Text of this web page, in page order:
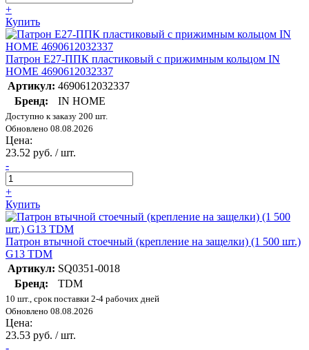
+
Купить
Патрон E27-ППК пластиковый с прижимным кольцом IN
HOME 4690612032337
Артикул: 4690612032337
Бренд:
IN HOME
Доступно к заказу 200 шт.
Обновлено 08.08.2026
Цена:
23.52 руб. / шт.
-
+
Купить
Патрон втычной стоечный (крепление на защелки) (1 500 шт.)
G13 TDM
Артикул: SQ0351-0018
Бренд:
TDM
10 шт., срок поставки 2-4 рабочих дней
Обновлено 08.08.2026
Цена:
23.53 руб. / шт.
-